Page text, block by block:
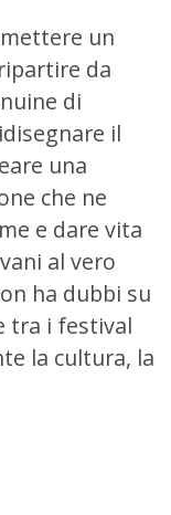
un
da
di
il
una
che ne
e dare vita
al vero
ha dubbi su
tra i festival
la cultura, la